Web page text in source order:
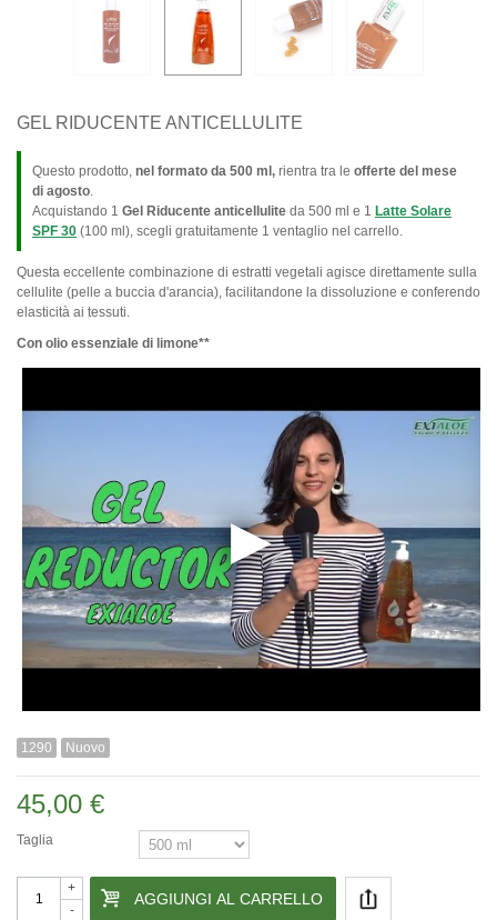
GEL RIDUCENTE ANTICELLULITE
Questo prodotto, nel formato da 500 ml, rientra tra le offerte del mese
di agosto.
Acquistando 1 Gel Riducente anticellulite da 500 ml e 1 Latte Solare
SPF 30 (100 ml), scegli gratuitamente 1 ventaglio nel carrello.
Questa eccellente combinazione di estratti vegetali agisce direttamente sulla
cellulite (pelle a buccia d'arancia), facilitandone la dissoluzione e conferendo
elasticità ai tessuti.
Con olio essenziale di limone**
1290 Nuovo
45,00 €
Taglia
-
+
AGGIUNGI AL CARRELLO